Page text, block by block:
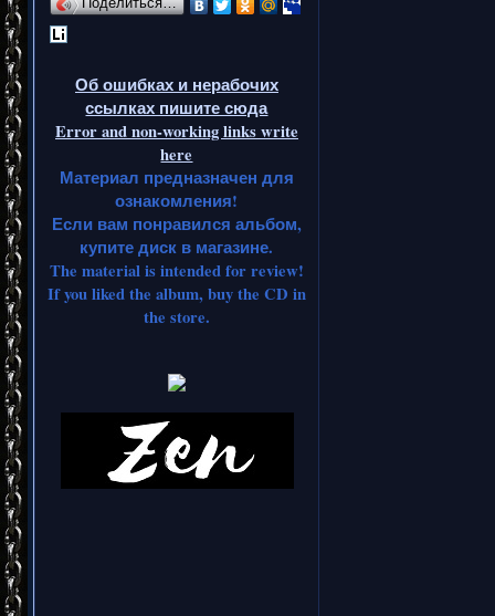
Об ошибках и нерабочих
ссылках пишите сюда
Error and non-working links write
here
Материал предназначен для
ознакомления!
Если вам понравился альбом,
купите диск в магазине.
The material is intended for review!
If you liked the album, buy the CD in
the store.